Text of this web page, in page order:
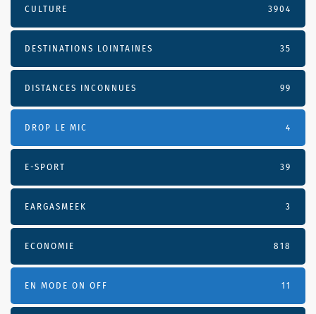
CULTURE 3904
DESTINATIONS LOINTAINES 35
DISTANCES INCONNUES 99
DROP LE MIC 4
E-SPORT 39
EARGASMEEK 3
ECONOMIE 818
EN MODE ON OFF 11